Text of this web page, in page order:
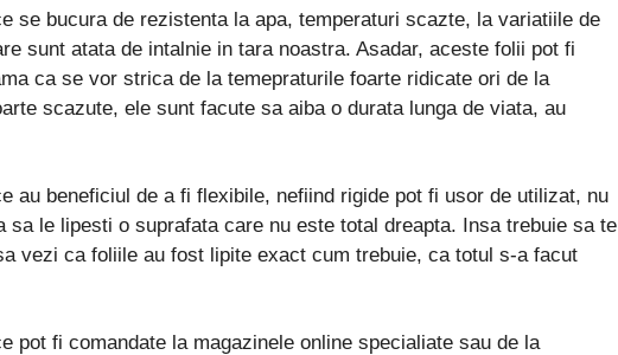
se bucura de rezistenta la apa, temperaturi scazte, la variatiile de
sunt atata de intalnie in tara noastra. Asadar, aceste folii pot fi
ca se vor strica de la temepraturile foarte ridicate ori de la
scazute, ele sunt facute sa aiba o durata lunga de viata, au
au beneficiul de a fi flexibile, nefiind rigide pot fi usor de utilizat, nu
sa le lipesti o suprafata care nu este total dreapta. Insa trebuie sa te
vezi ca foliile au fost lipite exact cum trebuie, ca totul s-a facut
pot fi comandate la magazinele online specialiate sau de la